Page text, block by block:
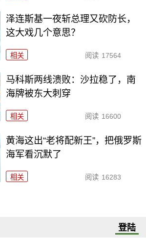
泽连斯基一夜斩总理又砍防长，
这大戏几个意思？
相关 阅读 17564
马科斯两线溃败：沙拉稳了，南
海牌被东大刺穿
相关 阅读 16600
黄海这出“老将配新王”，把俄罗斯
海军看沉默了
相关 阅读 16283
登陆